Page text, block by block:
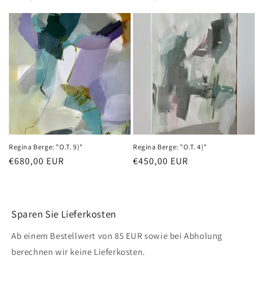
Preis
Preis
Regina Berge: "O.T. 9)"
Normaler
€680,00 EUR
Regina Berge: "O.T. 4)"
Normaler
€450,00 EUR
Sparen Sie Lieferkosten
Ab einem Bestellwert von 85 EUR sowie bei Abholung
berechnen wir keine Lieferkosten.